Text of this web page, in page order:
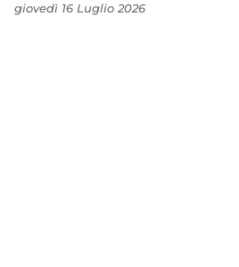
giovedì 16 Luglio 2026